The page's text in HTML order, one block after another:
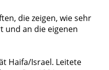
die zeigen, wie sehr
und an die eigenen
Haifa/Israel. Leitete